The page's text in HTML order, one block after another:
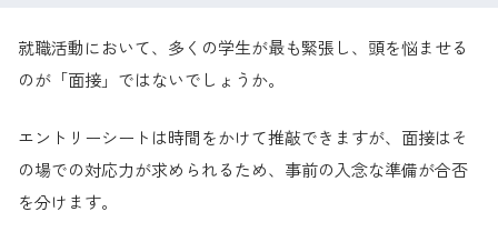
就職活動において、多くの学生が最も緊張し、頭を悩ませる
のが「面接」ではないでしょうか。
エントリーシートは時間をかけて推敲できますが、面接はそ
の場での対応力が求められるため、事前の入念な準備が合否
を分けます。